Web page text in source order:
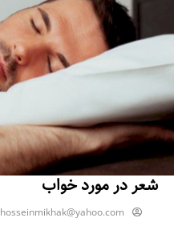
شعر در مورد خواب
hosseinmikhak@yahoo.com